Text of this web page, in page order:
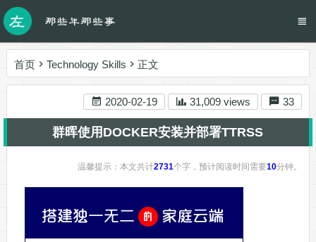
首页 Technology Skills 正文
2020-02-19 31,009 views 33
群晖使用DOCKER安装并部署TTRSS
温馨提示：本文共计2731个字，预计阅读时间需要10分钟。